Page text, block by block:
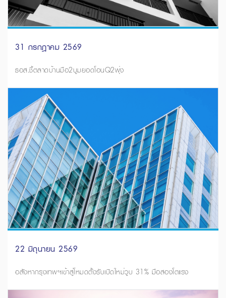
31 กรกฎาคม 2569
ธอส.ชี้ตลาดบ้านมือ2บูมยอดโอนQ2พุ่ง
22 มิถุนายน 2569
อสังหากรุงเทพฯเข้าสู่โหมดตั้งรับเปิดใหม่วูบ 31% มือสองโตแรง